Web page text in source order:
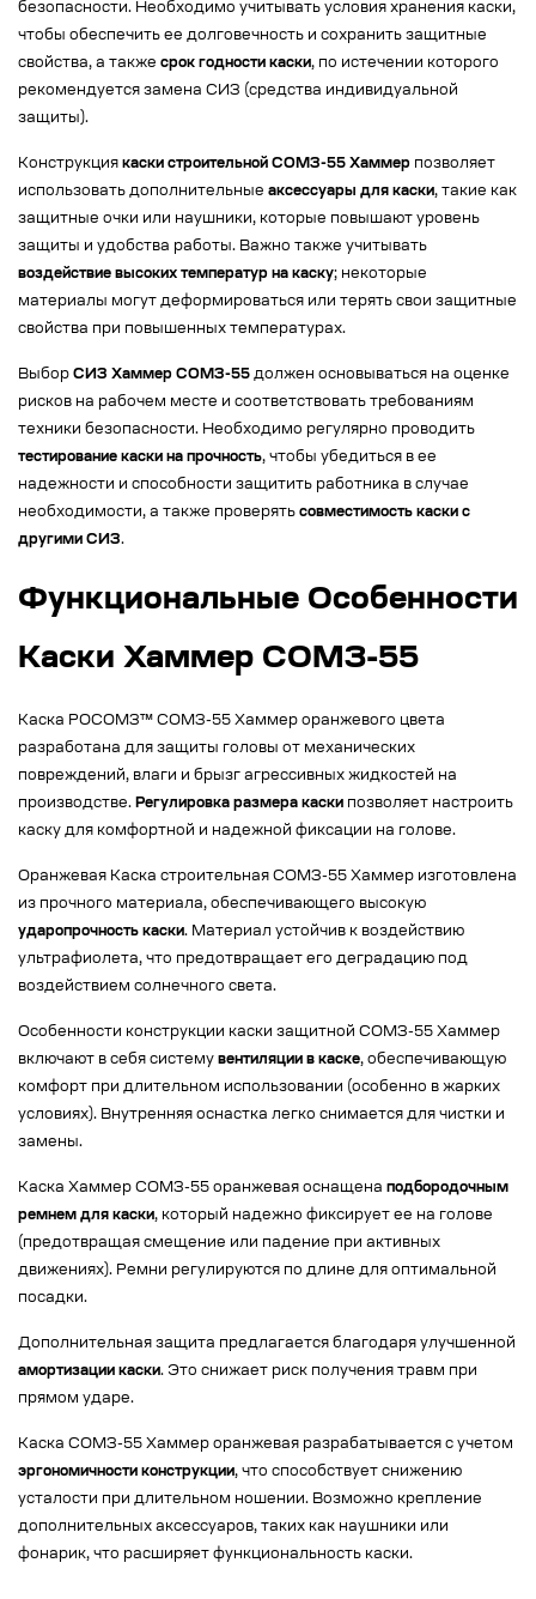
безопасности. Необходимо учитывать условия хранения каски,
чтобы обеспечить ее долговечность и сохранить защитные
свойства, а также срок годности каски, по истечении которого
рекомендуется замена СИЗ (средства индивидуальной
защиты).
Конструкция каски строительной СОМЗ-55 Хаммер позволяет
использовать дополнительные аксессуары для каски, такие как
защитные очки или наушники, которые повышают уровень
защиты и удобства работы. Важно также учитывать
воздействие высоких температур на каску; некоторые
материалы могут деформироваться или терять свои защитные
свойства при повышенных температурах.
Выбор СИЗ Хаммер СОМЗ-55 должен основываться на оценке
рисков на рабочем месте и соответствовать требованиям
техники безопасности. Необходимо регулярно проводить
тестирование каски на прочность, чтобы убедиться в ее
надежности и способности защитить работника в случае
необходимости, а также проверять совместимость каски с
другими СИЗ.
Функциональные Особенности
Каски Хаммер СОМЗ-55
Каска РОСОМЗ™ СОМЗ-55 Хаммер оранжевого цвета
разработана для защиты головы от механических
повреждений, влаги и брызг агрессивных жидкостей на
производстве. Регулировка размера каски позволяет настроить
каску для комфортной и надежной фиксации на голове.
Оранжевая Каска строительная СОМЗ-55 Хаммер изготовлена
из прочного материала, обеспечивающего высокую
ударопрочность каски. Материал устойчив к воздействию
ультрафиолета, что предотвращает его деградацию под
воздействием солнечного света.
Особенности конструкции каски защитной СОМЗ-55 Хаммер
включают в себя систему вентиляции в каске, обеспечивающую
комфорт при длительном использовании (особенно в жарких
условиях). Внутренняя оснастка легко снимается для чистки и
замены.
Каска Хаммер СОМЗ-55 оранжевая оснащена подбородочным
ремнем для каски, который надежно фиксирует ее на голове
(предотвращая смещение или падение при активных
движениях). Ремни регулируются по длине для оптимальной
посадки.
Дополнительная защита предлагается благодаря улучшенной
амортизации каски. Это снижает риск получения травм при
прямом ударе.
Каска СОМЗ-55 Хаммер оранжевая разрабатывается с учетом
эргономичности конструкции, что способствует снижению
усталости при длительном ношении. Возможно крепление
дополнительных аксессуаров, таких как наушники или
фонарик, что расширяет функциональность каски.